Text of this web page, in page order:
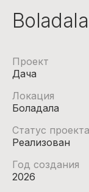
Проект
Дача
Локация
Боладала
Статус проекта
Реализован
Год создания
2026